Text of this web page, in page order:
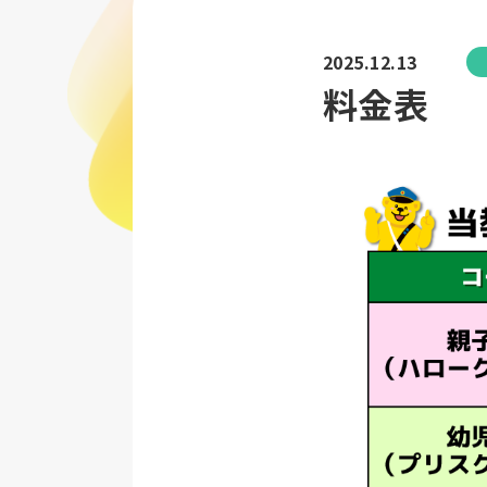
2025.12.13
料金表